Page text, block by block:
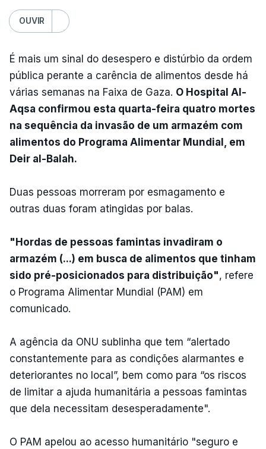
OUVIR
É mais um sinal do desespero e distúrbio da ordem
pública perante a carência de alimentos desde há
várias semanas na Faixa de Gaza. O Hospital Al-
Aqsa confirmou esta quarta-feira quatro mortes
na sequência da invasão de um armazém com
alimentos do Programa Alimentar Mundial, em
Deir al-Balah.
Duas pessoas morreram por esmagamento e
outras duas foram atingidas por balas.
"Hordas de pessoas famintas invadiram o
armazém (...) em busca de alimentos que tinham
sido pré-posicionados para distribuição", refere
o Programa Alimentar Mundial (PAM) em
comunicado.
A agência da ONU sublinha que tem “alertado
constantemente para as condições alarmantes e
deteriorantes no local”, bem como para “os riscos
de limitar a ajuda humanitária a pessoas famintas
que dela necessitam desesperadamente".
O PAM apelou ao acesso humanitário "seguro e